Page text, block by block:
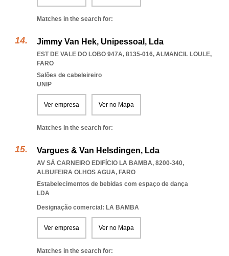
Matches in the search for:
Jimmy Van Hek, Unipessoal, Lda
EST DE VALE DO LOBO 947A, 8135-016, ALMANCIL LOULE,
FARO
Salões de cabeleireiro
UNIP
Ver empresa Ver no Mapa
Matches in the search for:
Vargues & Van Helsdingen, Lda
AV SÁ CARNEIRO EDIFÍCIO LA BAMBA, 8200-340,
ALBUFEIRA OLHOS AGUA, FARO
Estabelecimentos de bebidas com espaço de dança
LDA
Designação comercial: LA BAMBA
Ver empresa Ver no Mapa
Matches in the search for: